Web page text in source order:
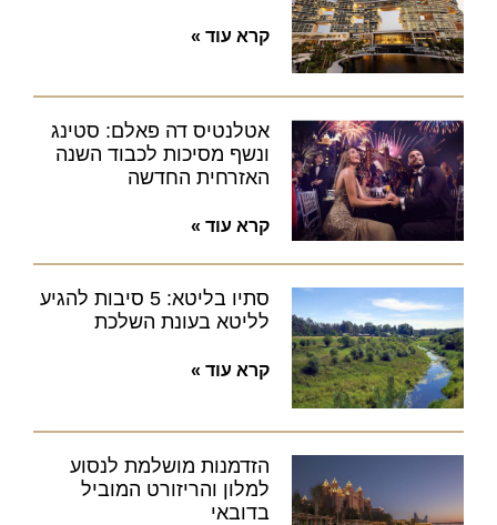
קרא עוד »
אטלנטיס דה פאלם: סטינג
ונשף מסיכות לכבוד השנה
האזרחית החדשה
קרא עוד »
סתיו בליטא: 5 סיבות להגיע
לליטא בעונת השלכת
קרא עוד »
הזדמנות מושלמת לנסוע
למלון והריזורט המוביל
בדובאי